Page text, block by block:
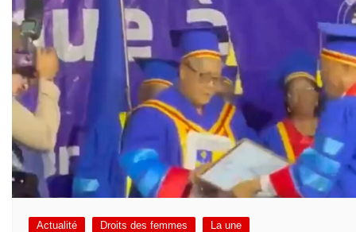
Actualité Droits des femmes La une